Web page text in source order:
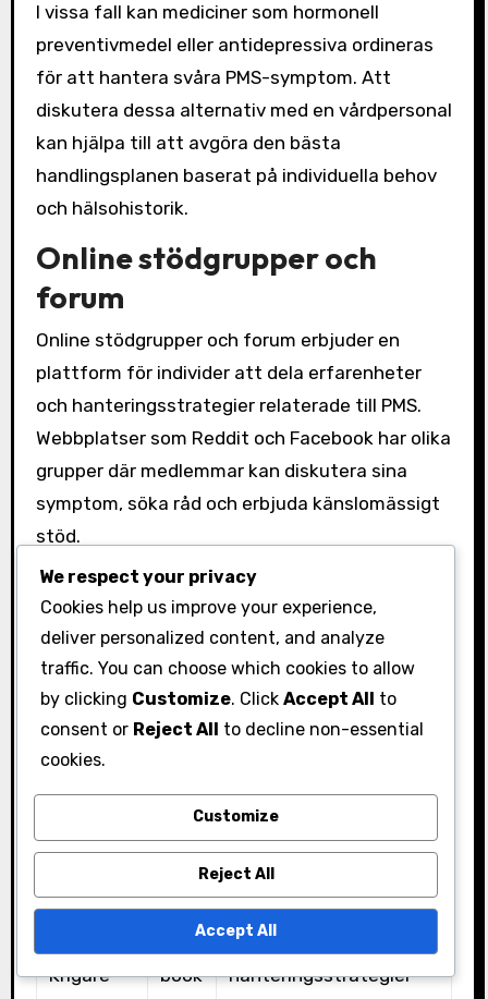
I vissa fall kan mediciner som hormonell
preventivmedel eller antidepressiva ordineras
för att hantera svåra PMS-symptom. Att
diskutera dessa alternativ med en vårdpersonal
kan hjälpa till att avgöra den bästa
handlingsplanen baserat på individuella behov
och hälsohistorik.
Online stödgrupper och
forum
Online stödgrupper och forum erbjuder en
plattform för individer att dela erfarenheter
och hanteringsstrategier relaterade till PMS.
Webbplatser som Reddit och Facebook har olika
grupper där medlemmar kan diskutera sina
symptom, söka råd och erbjuda känslomässigt
stöd.
Gruppna
mn
Plat
tfor
Fokusområde
PMS
Stödgrup
Face
Allmänt stöd och råd
Häls
Forum
Red
Hälsodiskussioner och
personliga berättelser
Krigare
Face
book
Styrka och
hanteringsstrategier
We respect your privacy
Cookies help us improve your experience,
deliver personalized content, and analyze
traffic. You can choose which cookies to allow
by clicking Customize. Click Accept All to
consent or Reject All to decline non-essential
cookies.
Customize
Reject All
Accept All